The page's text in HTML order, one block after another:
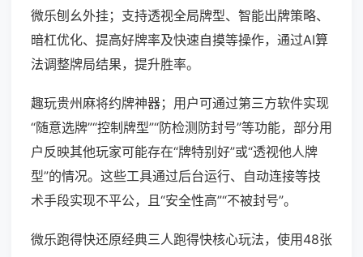
微乐刨幺外挂；支持透视全局牌型、智能出牌策略、
暗杠优化、提高好牌率及快速自摸等操作，通过AI算
法调整牌局结果，提升胜率。
趣玩贵州麻将约牌神器；用户可通过第三方软件实现
“随意选牌”“控制牌型”“防检测防封号”等功能，部分用
户反映其他玩家可能存在“牌特别好”或“透视他人牌
型”的情况。这些工具通过后台运行、自动连接等技
术手段实现不平公，且“安全性高”“不被封号”。
微乐跑得快还原经典三人跑得快核心玩法，使用48张